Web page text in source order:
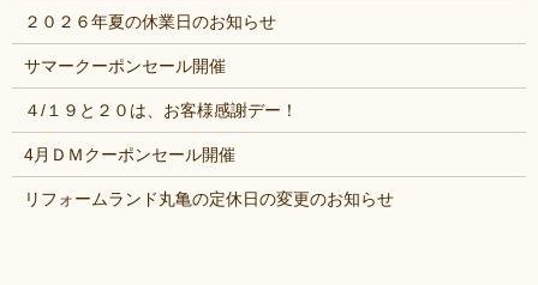
２０２６年夏の休業日のお知らせ
サマークーポンセール開催
４/１９と２０は、お客様感謝デー！
4月ＤＭクーポンセール開催
リフォームランド丸亀の定休日の変更のお知らせ